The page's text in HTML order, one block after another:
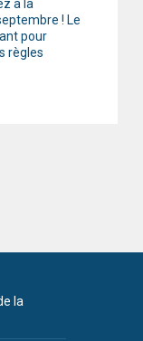
à la
! Le
pour
règles
la